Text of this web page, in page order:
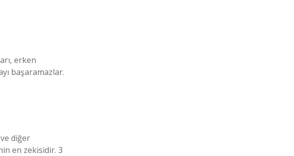
erken
başaramazlar.
diğer
en zekisidir. 3